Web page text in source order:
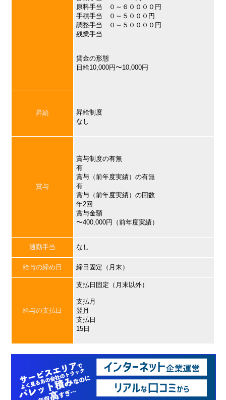
原料手当 ０～６００００円
手積手当 ０～５０００円
調整手当 ０～５００００円
残業手当
賃金の形態
日給10,000円〜10,000円
昇給
昇給制度
なし
賞与
賞与制度の有無
有
賞与（前年度実績）の有無
有
賞与（前年度実績）の回数
年2回
賞与金額
〜400,000円（前年度実績）
通勤手当 なし
給与の締め日 締日固定（月末）
給与の支払日
支払日固定（月末以外）
支払月
翌月
支払日
15日